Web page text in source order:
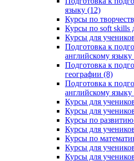
языку (12)
Курсы по
Курсы по soft skills
Курсы для
Подготовка к
английскому языку
Подготовка к
географии (8)
Подготовка к
английскому языку
Курсы для
Курсы для
Курсы по развитию
Курсы для
Курсы по
Курсы для
Курсы для